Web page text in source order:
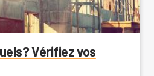
Vérifiez vos